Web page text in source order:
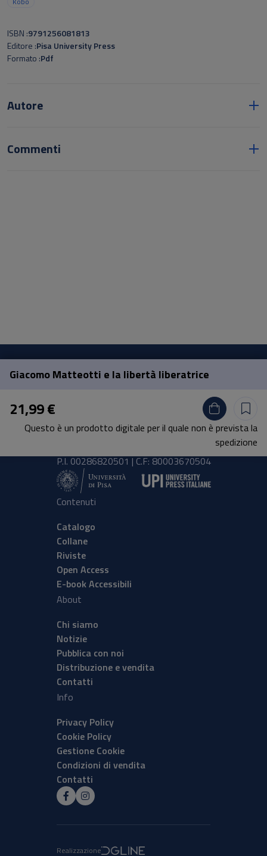
ISBN 9791256081813
Editore Pisa University Press
Formato Pdf
Autore
Commenti
Giacomo Matteotti e la libertà liberatrice
21,99 €
Questo è un prodotto digitale per il quale non è prevista la
spedizione
Pisa University Press
Lungarno Pacinotti 43/44 56126 Pisa
tel.+39 050 2212056
P.I. 00286820501 | C.F: 80003670504
Contenuti
Catalogo
Collane
Riviste
Open Access
E-book Accessibili
About
Chi siamo
Notizie
Pubblica con noi
Distribuzione e vendita
Contatti
Info
Privacy Policy
Cookie Policy
Gestione Cookie
Condizioni di vendita
Contatti
Realizzazione